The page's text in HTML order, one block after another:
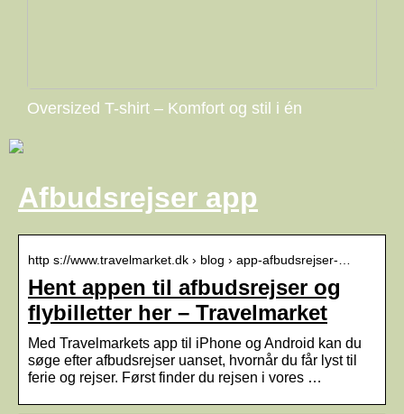
Oversized T-shirt – Komfort og stil i én
Afbudsrejser app
http s://www.travelmarket.dk › blog › app-afbudsrejser-…
Hent appen til afbudsrejser og
flybilletter her – Travelmarket
Med Travelmarkets app til iPhone og Android kan du
søge efter afbudsrejser uanset, hvornår du får lyst til
ferie og rejser. Først finder du rejsen i vores …